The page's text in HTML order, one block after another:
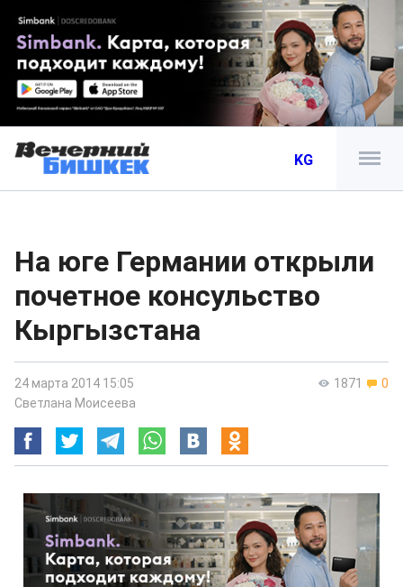
KG
На юге Германии открыли
почетное консульство
Кыргызстана
1871 0
24 марта 2014 15:05
Светлана Моисеева